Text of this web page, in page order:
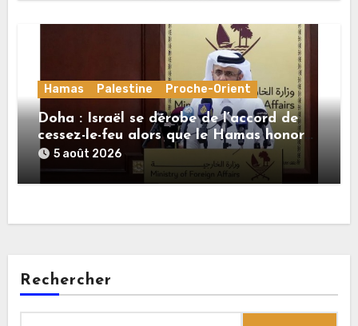
Hamas Palestine Proche-Orient
Doha : Israël se dérobe de l’accord de
cessez-le-feu alors que le Hamas honore
ses engagements
5 août 2026
Rechercher